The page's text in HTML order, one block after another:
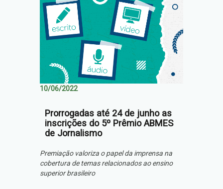
10/06/2022
Prorrogadas até 24 de junho as
inscrições do 5º Prêmio ABMES
de Jornalismo
Premiação valoriza o papel da imprensa na
cobertura de temas relacionados ao ensino
superior brasileiro